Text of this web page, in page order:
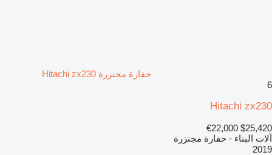
حفارة مجنزرة Hitachi zx230
6
Hitachi zx230
$25,420
€22,000
آلات البناء - حفارة مجنزرة
2019